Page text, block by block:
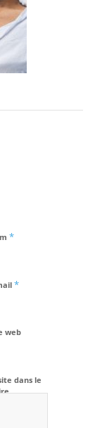
*
*
web
dans le